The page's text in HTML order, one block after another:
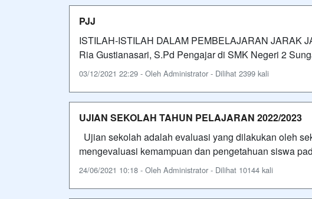
PJJ
ISTILAH-ISTILAH DALAM PEMBELAJARAN JARAK
Ria Gustianasari, S.Pd Pengajar di SMK Negeri 2
03/12/2021 22:29 - Oleh Administrator - Dilihat 2399 kali
UJIAN SEKOLAH TAHUN PELAJARAN 2022/2023
Ujian sekolah adalah evaluasi yang dilakukan oleh
mengevaluasi kemampuan dan pengetahuan siswa
24/06/2021 10:18 - Oleh Administrator - Dilihat 10144 kali